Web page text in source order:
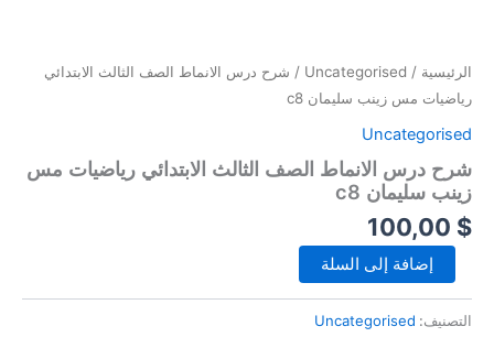
المحتوىالرئيسية /
Uncategorised / شرح درس الانماط الصف الثالث الابتدائي
رياضيات مس زينب سليمان c8
Uncategorised
شرح درس الانماط الصف الثالث الابتدائي رياضيات مس
زينب سليمان c8
100,00 $
الانماط
الصف
الابتدائي
رياضيات
مس
زينب
سليمان
c8
إضافة إلى السلة
التصنيف: Uncategorised